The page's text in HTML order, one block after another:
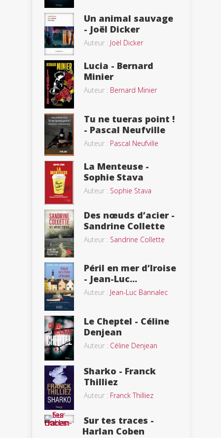
Un animal sauvage
- Joël Dicker
Auteur : Joël Dicker
Lucia - Bernard
Minier
Auteur : Bernard Minier
Tu ne tueras point !
- Pascal Neufville
Auteur : Pascal Neufville
La Menteuse -
Sophie Stava
Auteur : Sophie Stava
Des nœuds d’acier -
Sandrine Collette
Auteur : Sandrine Collette
Péril en mer d’Iroise
- Jean-Luc...
Auteur : Jean-Luc Bannalec
Le Cheptel - Céline
Denjean
Auteur : Céline Denjean
Sharko - Franck
Thilliez
Auteur : Franck Thilliez
Sur tes traces -
Harlan Coben